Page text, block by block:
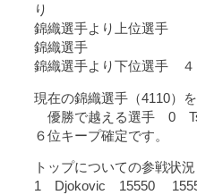
り
錦織選手より上
錦織選
錦織選手より下位選手 ４
現在の錦織選手（4110）
優勝で越える選手 0
６位キープ確定です。
トップについての参戦状
1 Djokovic 15550